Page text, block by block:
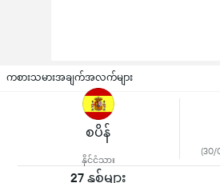
ကစားသမားအချက်အလက်များ
စပိန်
နိုင်ငံသား
(30/
27 နှစ်များ